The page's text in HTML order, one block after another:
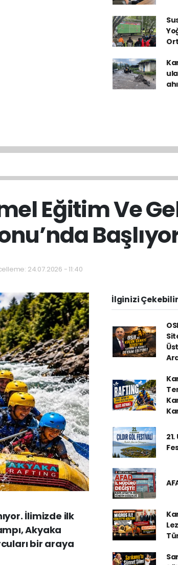
Eğitim Ve
24.07.2026 - 11:40
İlimizde ilk
Akyaka
bir araya
İlginizi Çekebilir